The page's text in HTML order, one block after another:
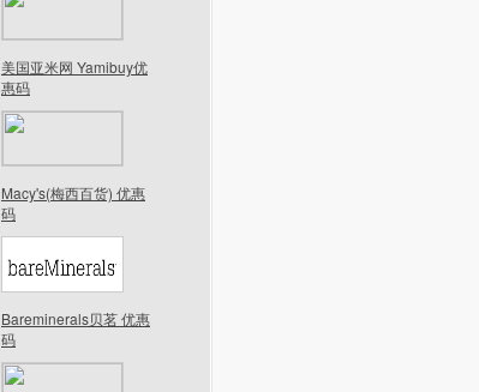
美国亚米网 Yamibuy优
惠码
Macy's(梅西百货) 优惠
码
Bareminerals贝茗 优惠
码